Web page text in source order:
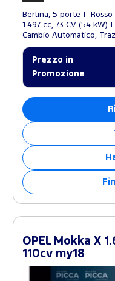
Berlina, 5 porte Rosso
1.497 cc, 73 CV (54 kW)
Cambio Automatico,
Prezzo in
Promozione
OPEL Mokka X
110cv my18